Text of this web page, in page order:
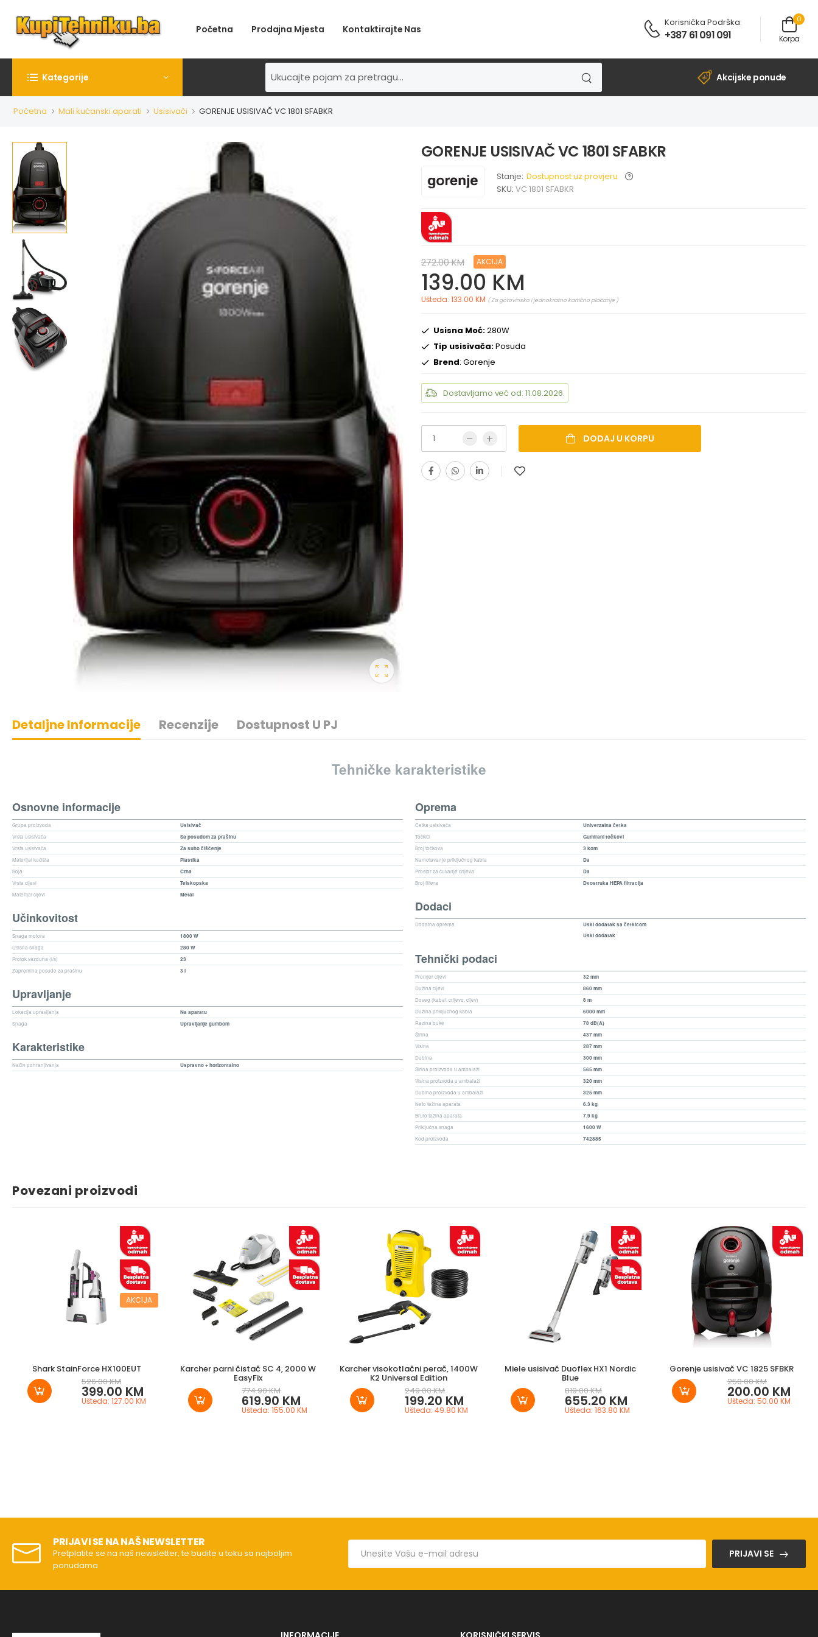
Početna Prodajna Mjesta Kontaktirajte Nas
Korisnička Podrška:
+387 61 091 091
0
Korpa
Kategorije Akcijske ponude
Početna Mali kućanski aparati Usisivači GORENJE USISIVAČ VC 1801 SFABKR
GORENJE USISIVAČ VC 1801 SFABKR
Stanje: Dostupnost uz provjeru
SKU:VC 1801 SFABKR
272.00 KM AKCIJA
139.00 KM
Ušteda: 133.00 KM ( Za gotovinsko i jednokratno kartično plaćanje )
Usisna Moć:280W
Tip usisivača:Posuda
Brend: Gorenje
Dostavljamo već od: 11.08.2026.
DODAJ U KORPU
Detaljne Informacije Recenzije Dostupnost U PJ
Tehničke karakteristike
Osnovne informacije
Grupa proizvoda
Usisivač
Vrsta usisivača
Sa posudom za prašinu
Vrsta usisivača
Za suho čišćenje
Materijal kućišta
Plastika
Boja
Crna
Vrsta cijevi
Telskopska
Materijal cijevi
Metal
Učinkovitost
Snaga motora
1800 W
Usisna snaga
280 W
Protok vazduha (l/s)
23
Zapremina posude za prašinu
3 l
Upravljanje
Lokacija upravljanja
Na aparatu
Snaga
Upravljanje gumbom
Karakteristike
Način pohranjivanja Uspravno + horizontalno
Oprema
Četka usisivača
Univerzalna četka
Točkići
Gumirani točkovi
Broj točkova
3 kom
Namotavanje priključnog kabla
Da
Prostor za čuvanje crijeva
Da
Broj filtera
Dvostruka HEPA filtracija
Dodaci
Dodatna oprema
Uski dodatak sa četkicom
Uski dodatak
Tehnički podaci
Promjer cijevi
32 mm
Dužina cijevi
860 mm
Doseg (kabal, crijevo, cijev)
8 m
Dužina priključnog kabla
6000 mm
Razina buke
78 dB(A)
Širina
437 mm
Visina
287 mm
Dubina
300 mm
Širina proizvoda u ambalaži
565 mm
Visina proizvoda u ambalaži
320 mm
Dubina proizvoda u ambalaži
325 mm
Neto težina aparata
6.3 kg
Bruto težina aparata
7.9 kg
Priključna snaga
1600 W
Kod proizvoda
742885
Povezani proizvodi
AKCIJA
Shark StainForce HX100EUT
526.00 KM
399.00 KM
Ušteda: 127.00 KM
Karcher parni čistač SC 4, 2000 W
EasyFix
774.90 KM
619.90 KM
Ušteda: 155.00 KM
Karcher visokotlačni perač, 1400W
K2 Universal Edition
249.00 KM
199.20 KM
Ušteda: 49.80 KM
Miele usisivač Duoflex HX1 Nordic
Blue
819.00 KM
655.20 KM
Ušteda: 163.80 KM
Gorenje usisivač VC 1825 SFBKR
250.00 KM
200.00 KM
Ušteda: 50.00 KM
PRIJAVI SE NA NAŠ NEWSLETTER
Pretplatite se na naš newsletter, te budite u toku sa najboljim
ponudama
PRIJAVI SE